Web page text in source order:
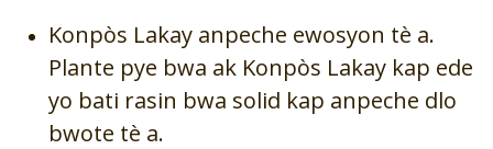
Konpòs Lakay anpeche ewosyon tè a.
Plante pye bwa ak Konpòs Lakay kap ede
yo bati rasin bwa solid kap anpeche dlo
bwote tè a.